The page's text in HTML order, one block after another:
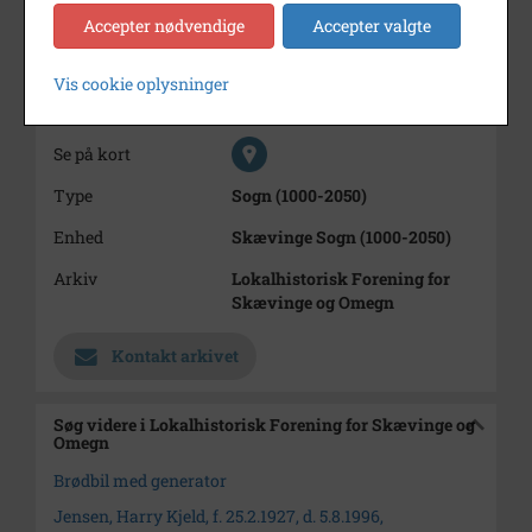
Periode
1940 - 1945
Dateringsnote
1942
Se på kort
Type
Sogn (1000-2050)
Enhed
Skævinge Sogn (1000-2050)
Arkiv
Lokalhistorisk Forening for
Skævinge og Omegn
Kontakt arkivet
Søg videre i Lokalhistorisk Forening for Skævinge og
Omegn
Brødbil med generator
Jensen, Harry Kjeld, f. 25.2.1927, d. 5.8.1996,
Accepter nødvendige Accepter valgte
Vis cookie oplysninger